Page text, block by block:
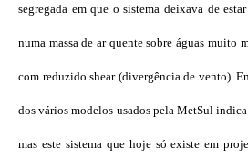
segregada em que o sistema deixava de
numa massa de ar quente sobre águas muito
com reduzido shear (divergência de vento).
dos vários modelos usados pela MetSul
mas este sistema que hoje só existe em